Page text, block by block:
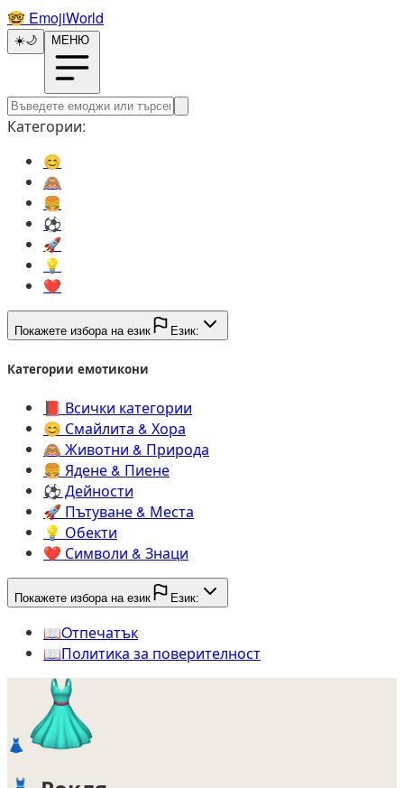
🤓️ EmojiWorld
☀️🌙 МЕНЮ
Категории:
😊️
🙈️
🍔️
⚽️
🚀️
💡️
❤️
Покажете избора на език Език:
Категории емотикони
📕️ Всички категории
😊️ Смайлита & Хора
🙈️ Животни & Природа
🍔️ Ядене & Пиене
⚽️ Дейности
🚀️ Пътуване & Места
💡️ Обекти
❤️ Символи & Знаци
Покажете избора на език Език:
📖️Oтпечатък
📖️Политика за поверителност
👗